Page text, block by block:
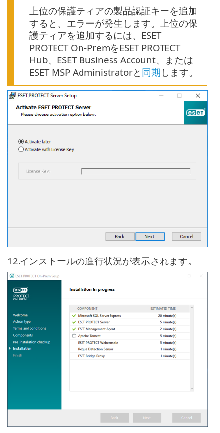
上位の保護ティアの製品認証キーを追加
すると、エラーが発生します。上位の保
護ティアを追加するには、ESET
PROTECT On-PremをESET PROTECT
Hub、ESET Business Account、または
ESET MSP Administratorと 同期 します。
12.インストールの進行状況が表示されます。